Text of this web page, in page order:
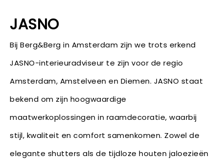
JASNO
Bij Berg&Berg in Amsterdam zijn we trots erkend
JASNO-interieuradviseur te zijn voor de regio
Amsterdam, Amstelveen en Diemen. JASNO staat
bekend om zijn hoogwaardige
maatwerkoplossingen in raamdecoratie, waarbij
stijl, kwaliteit en comfort samenkomen. Zowel de
elegante shutters als de tijdloze houten jaloezieën